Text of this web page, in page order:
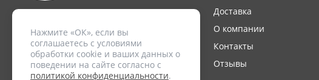
ИП Черепанов А.Н
PerilaShop © 2009-2026
Доставка
О компании
Контакты
Отзывы
Нажмите «ОК», если вы
соглашаетесь с условиями
обработки cookie и ваших данных о
поведении на сайте согласно с
политикой конфиденциальности.